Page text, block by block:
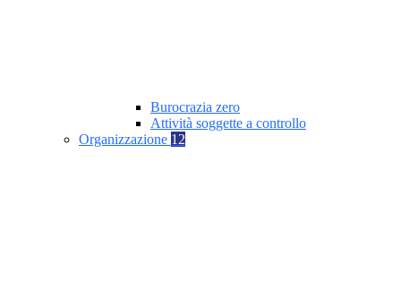
Burocrazia zero
Attività soggette a controllo
Organizzazione 12